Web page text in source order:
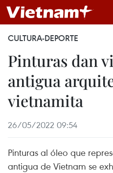
CULTURA-DEPORTE
Pinturas dan
antigua
vietnamita
26/05/2022 09:54
Pinturas al óleo que
antigua de Vietnam se